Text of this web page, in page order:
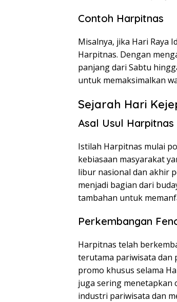
Contoh Harpitnas
Misalnya, jika Hari Raya
Harpitnas. Dengan
panjang dari Sabtu
untuk memaksimalkan
Sejarah Hari
Asal Usul Harpitnas
Istilah Harpitnas mulai
kebiasaan masyarakat
libur nasional dan akhir
menjadi bagian dari
tambahan untuk
Perkembangan
Harpitnas telah
terutama pariwisata dan
promo khusus selama
juga sering menetapkan
industri pariwisata dan